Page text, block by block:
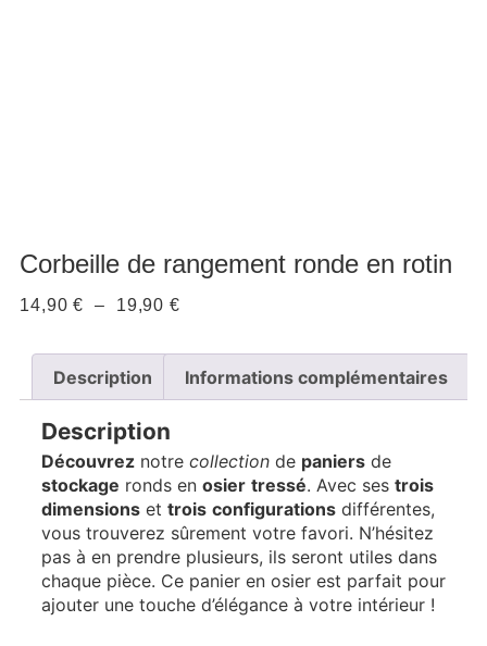
Corbeille de rangement ronde en rotin
14,90€ – 19,90€
Description Informations complémentaires
Description
Découvreznotre collectionde paniersde
stockage ronds en osier tressé. Avec ses trois
dimensionset trois configurationsdifférentes,
vous trouverez sûrement votre favori. N’hésitez
pas à en prendre plusieurs, ils seront utiles dans
chaque pièce. Ce panier en osier est parfait pour
ajouter une touche d’élégance à votre intérieur !